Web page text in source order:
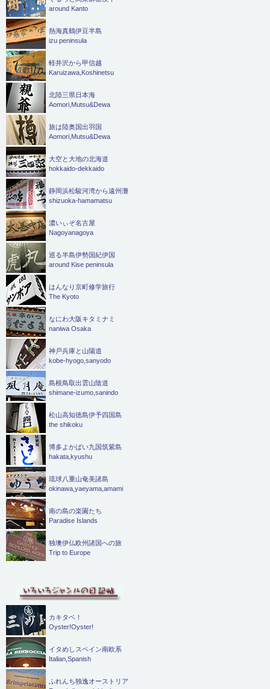
around Kanto
熱海真鶴伊豆半島
izu peninsula
軽井沢から甲信越
Karuizawa,Koshinetsu
北陸三県日本海
Aomori,Mutsu&Dewa
旅は陸奥国出羽国
Aomori,Mutsu&Dewa
大空と大地の北海道
hokkaido-dekkaido
静岡浜松駿河湾から遠州灘
shizuoka-hamamatsu
濃いぃぞ名古屋
Nagoyanagoya
巡る半島伊勢国紀伊国
around Kise peninsula
はんなり京町修学旅行
The Kyoto
なにわ大阪キタミナミ
naniwa Osaka
神戸兵庫と山陽道
kobe-hyogo,sanyodo
島根鳥取出雲山陰道
shimane-izumo,sanindo
松山高知徳島伊予四国島
the shikoku
博多よかばい九国筑紫島
hakata,kyushu
琉球八重山奄美諸島
okinawa,yaeyama,amami
南の島の楽園たち
Paradise Islands
独墺伊仏欧州諸国への旅
Trip to Europe
カキタベ！
Oyster!Oyster!
イタめしスペイン南欧系
Italian,Spanish
ふれんち独逸オーストリア